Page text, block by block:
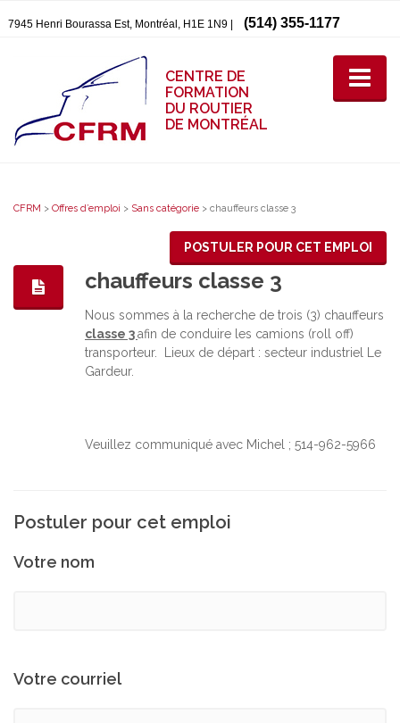
7945 Henri Bourassa Est, Montréal, H1E 1N9 | (514) 355-1177
CENTRE DE
FORMATION
DU ROUTIER
DE MONTRÉAL
CFRM > Offres d’emploi > Sans catégorie > chauffeurs classe 3
POSTULER POUR CET EMPLOI
chauffeurs classe 3
Nous sommes à la recherche de trois (3) chauffeurs
classe 3afin de conduire les camions (roll off)
transporteur. Lieux de départ : secteur industriel Le
Gardeur.
Veuillez communiqué avec Michel ; 514-962-5966
Postuler pour cet emploi
Votre nom
Votre courriel